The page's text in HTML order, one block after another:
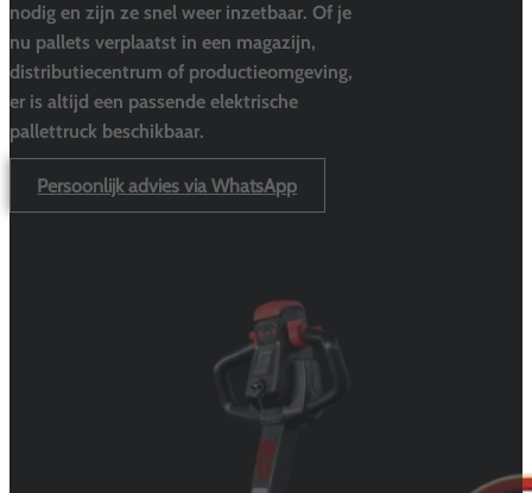
nodig en zijn ze snel weer inzetbaar. Of je
nu pallets verplaatst in een magazijn,
distributiecentrum of productieomgeving,
er is altijd een passende elektrische
pallettruck beschikbaar.
Persoonlijk advies via WhatsApp